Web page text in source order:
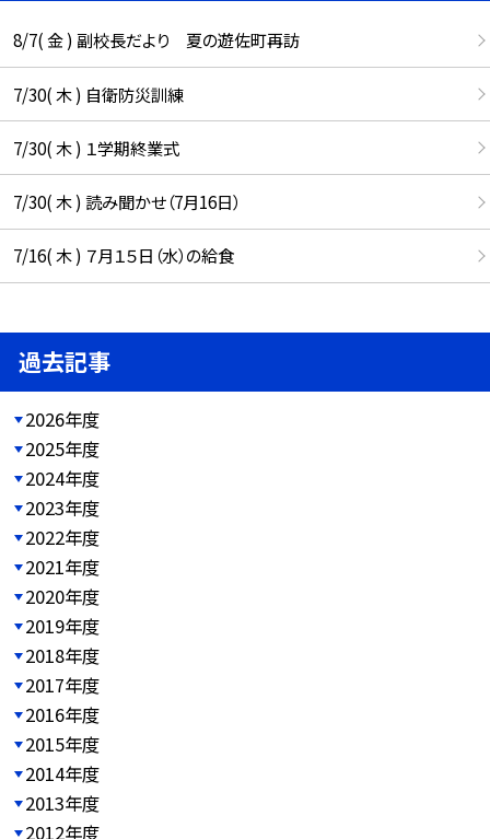
8/7( 金 ) 副校長だより 夏の遊佐町再訪
7/30( 木 ) 自衛防災訓練
7/30( 木 ) １学期終業式
7/30( 木 ) 読み聞かせ（7月16日）
7/16( 木 ) ７月１５日（水）の給食
過去記事
2026年度
2025年度
2024年度
2023年度
2022年度
2021年度
2020年度
2019年度
2018年度
2017年度
2016年度
2015年度
2014年度
2013年度
2012年度